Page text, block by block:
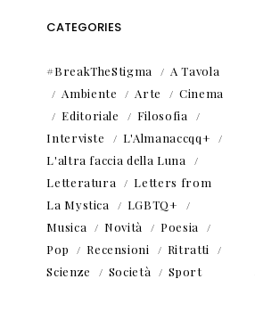
CATEGORIES
#BreakTheStigma
A Tavola
Ambiente
Arte
Cinema
Editoriale
Filosofia
Interviste
L'Almanaccqq+
L'altra faccia della Luna
Letteratura
Letters from
La Mystica
LGBTQ+
Musica
Novità
Poesia
Pop
Recensioni
Ritratti
Scienze
Società Sport